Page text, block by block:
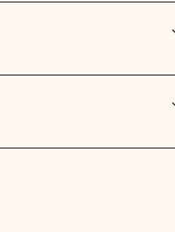
durante el transporte
además en todos los